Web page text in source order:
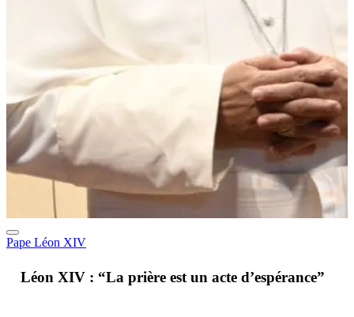
Pape Léon XIV
Léon XIV : “La prière est un acte d’espérance”